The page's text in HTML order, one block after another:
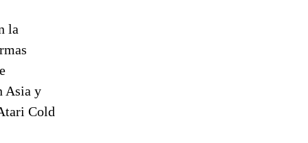
la
Asia y
Cold